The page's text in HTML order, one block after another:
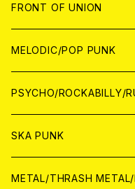
JAPAN
アナログ
CD
WORLD
アナログ
CD
FRONT OF UNION
MELODIC/POP PUNK
JAPAN
CD
ANALOG
WORLD
CD
PSYCHO/ROCKABILLY/
JAPAN
CD
WORLD
SKA PUNK
JAPAN
METAL/THRASH